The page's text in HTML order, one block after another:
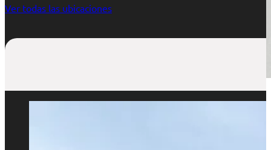
Ver todas las ubicaciones